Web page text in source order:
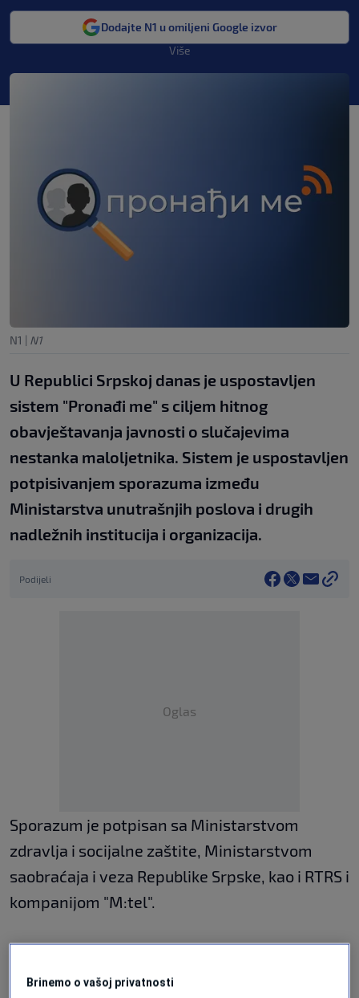
Dodajte N1 u omiljeni Google izvor
Više
N1 | N1
U Republici Srpskoj danas je uspostavljen
sistem "Pronađi me" s ciljem hitnog
obavještavanja javnosti o slučajevima
nestanka maloljetnika. Sistem je uspostavljen
potpisivanjem sporazuma između
Ministarstva unutrašnjih poslova i drugih
nadležnih institucija i organizacija.
Podijeli
Oglas
Sporazum je potpisan sa Ministarstvom
zdravlja i socijalne zaštite, Ministarstvom
saobraćaja i veza Republike Srpske, kao i RTRS i
kompanijom "M:tel".
televizijske stanice u Republici Srpskoj.
Brinemo o vašoj privatnosti